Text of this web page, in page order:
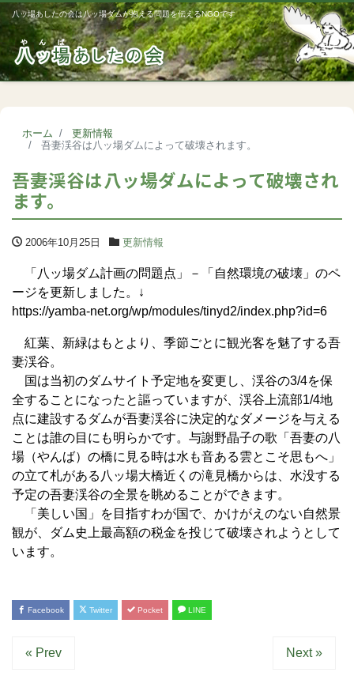
八ッ場あしたの会は八ッ場ダムが抱える問題を伝えるNGOです
ホーム
更新情報
吾妻渓谷は八ッ場ダムによって破壊されます。
吾妻渓谷は八ッ場ダムによって破壊され
ます。
2006年10月25日 更新情報
「八ッ場ダム計画の問題点」－「自然環境の破壊」のペ
ージを更新しました。↓
https://yamba-net.org/wp/modules/tinyd2/index.php?id=6
紅葉、新緑はもとより、季節ごとに観光客を魅了する吾
妻渓谷。
国は当初のダムサイト予定地を変更し、渓谷の3/4を保
全することになったと謳っていますが、渓谷上流部1/4地
点に建設するダムが吾妻渓谷に決定的なダメージを与える
ことは誰の目にも明らかです。与謝野晶子の歌「吾妻の八
場（やんば）の橋に見る時は水も音ある雲とこそ思もへ」
の立て札がある八ッ場大橋近くの滝見橋からは、水没する
予定の吾妻渓谷の全景を眺めることができます。
「美しい国」を目指すわが国で、かけがえのない自然景
観が、ダム史上最高額の税金を投じて破壊されようとして
います。
Facebook Twitter Pocket LINE
« Prev Next »